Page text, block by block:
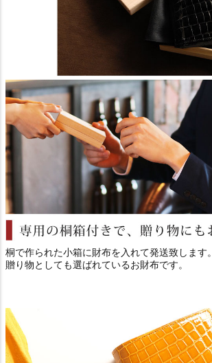
桐で作られた小箱に財布を入れて発送致します。
贈り物としても選ばれているお財布です。